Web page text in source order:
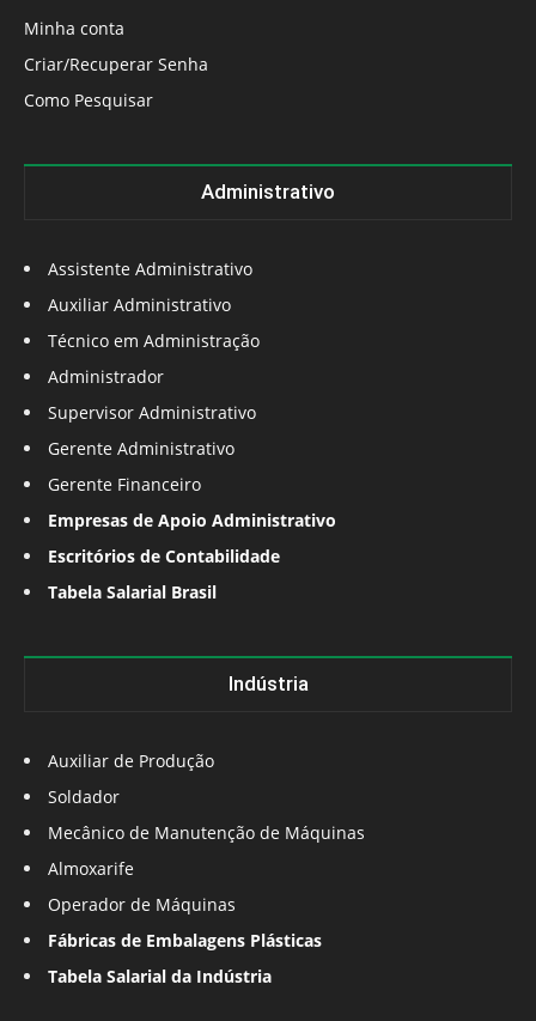
Minha conta
Criar/Recuperar Senha
Como Pesquisar
Administrativo
Assistente Administrativo
Auxiliar Administrativo
Técnico em Administração
Administrador
Supervisor Administrativo
Gerente Administrativo
Gerente Financeiro
Empresas de Apoio Administrativo
Escritórios de Contabilidade
Tabela Salarial Brasil
Indústria
Auxiliar de Produção
Soldador
Mecânico de Manutenção de Máquinas
Almoxarife
Operador de Máquinas
Fábricas de Embalagens Plásticas
Tabela Salarial da Indústria